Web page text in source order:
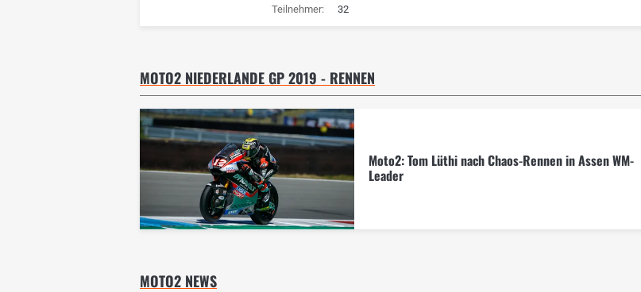
Teilnehmer: 32
MOTO2 NIEDERLANDE GP 2019 - RENNEN
Moto2: Tom Lüthi nach Chaos-Rennen in Assen WM-
Leader
MOTO2 NEWS